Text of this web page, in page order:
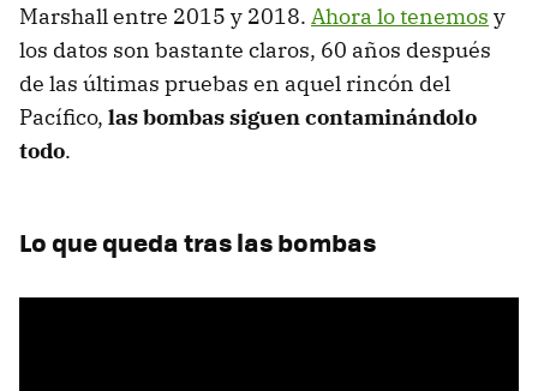
Marshall entre 2015 y 2018. Ahora lo tenemos y
los datos son bastante claros, 60 años después
de las últimas pruebas en aquel rincón del
Pacífico, las bombas siguen contaminándolo
todo.
Lo que queda tras las bombas